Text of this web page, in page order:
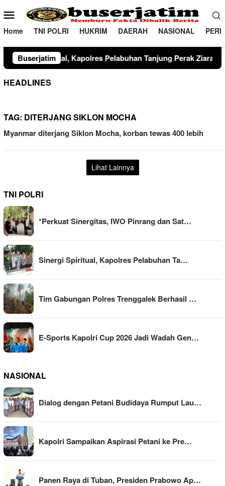
ke
konten
Menu
Mobile
Home TNI POLRI HUKRIM DAERAH NASIONAL
Buserjatim
Pelabuhan Tanjung Perak Ziarah Wali di Surabaya
HEADLINES
TAG: DITERJANG SIKLON MOCHA
Myanmar diterjang Siklon Mocha, korban tewas 400 lebih
Lihat Lainnya
TNI POLRI
*Perkuat Sinergitas, IWO Pinrang dan Sat…
Sinergi Spiritual, Kapolres Pelabuhan Ta…
Tim Gabungan Polres Trenggalek Berhasil …
E-Sports Kapolri Cup 2026 Jadi Wadah Gen…
NASIONAL
Dialog dengan Petani Budidaya Rumput Lau…
Kapolri Sampaikan Aspirasi Petani ke Pre…
Panen Raya di Tuban, Presiden Prabowo Ap…